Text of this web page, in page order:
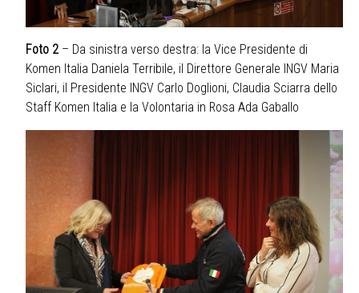
Foto 2 – Da sinistra verso destra: la Vice Presidente di
Komen Italia Daniela Terribile, il Direttore Generale INGV Maria
Siclari, il Presidente INGV Carlo Doglioni, Claudia Sciarra dello
Staff Komen Italia e la Volontaria in Rosa Ada Gaballo